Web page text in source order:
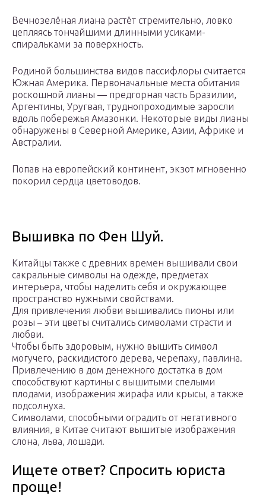
Вечнозелёная лиана растёт стремительно, ловко
цепляясь тончайшими длинными усиками-
спиральками за поверхность.
Родиной большинства видов пассифлоры считается
Южная Америка. Первоначальные места обитания
роскошной лианы — предгорная часть Бразилии,
Аргентины, Уругвая, труднопроходимые заросли
вдоль побережья Амазонки. Некоторые виды лианы
обнаружены в Северной Америке, Азии, Африке и
Австралии.
Попав на европейский континент, экзот мгновенно
покорил сердца цветоводов.
Вышивка по Фен Шуй.
Китайцы также с древних времен вышивали свои
сакральные символы на одежде, предметах
интерьера, чтобы наделить себя и окружающее
пространство нужными свойствами.
Для привлечения любви вышивались пионы или
розы – эти цветы считались символами страсти и
любви.
Чтобы быть здоровым, нужно вышить символ
могучего, раскидистого дерева, черепаху, павлина.
Привлечению в дом денежного достатка в дом
способствуют картины с вышитыми спелыми
плодами, изображения жирафа или крысы, а также
подсолнуха.
Символами, способными оградить от негативного
влияния, в Китае считают вышитые изображения
слона, льва, лошади.
Ищете ответ? Спросить юриста
проще!